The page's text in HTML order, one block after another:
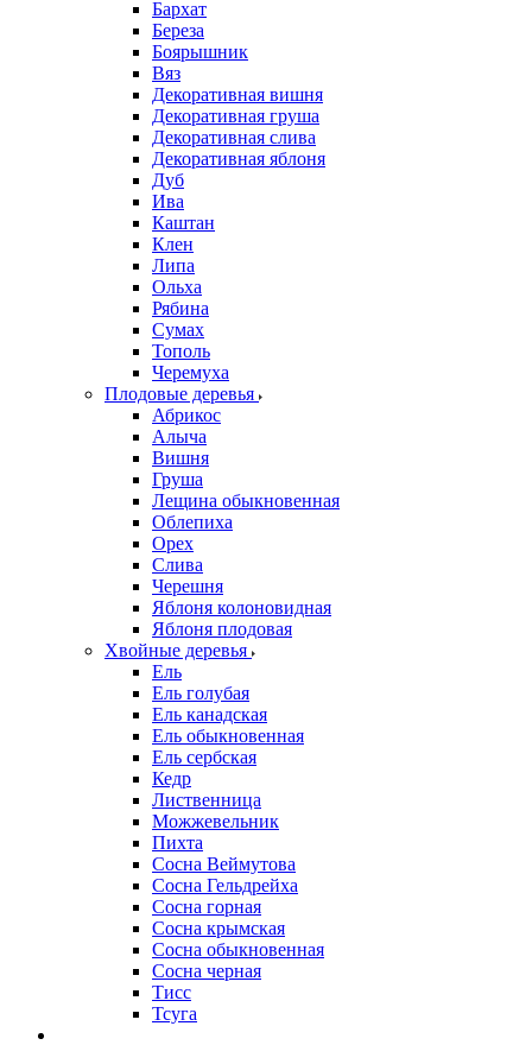
Бархат
Береза
Боярышник
Вяз
Декоративная вишня
Декоративная груша
Декоративная слива
Декоративная яблоня
Дуб
Ива
Каштан
Клен
Липа
Ольха
Рябина
Сумах
Тополь
Черемуха
Плодовые деревья
Абрикос
Алыча
Вишня
Груша
Лещина обыкновенная
Облепиха
Орех
Слива
Черешня
Яблоня колоновидная
Яблоня плодовая
Хвойные деревья
Ель
Ель голубая
Ель канадская
Ель обыкновенная
Ель сербская
Кедр
Лиственница
Можжевельник
Пихта
Сосна Веймутова
Сосна Гельдрейха
Сосна горная
Сосна крымская
Сосна обыкновенная
Сосна черная
Тисс
Тсуга